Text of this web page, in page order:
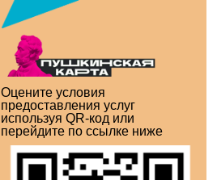
Оцените условия
предоставления услуг
используя QR-код или
перейдите по ссылке ниже